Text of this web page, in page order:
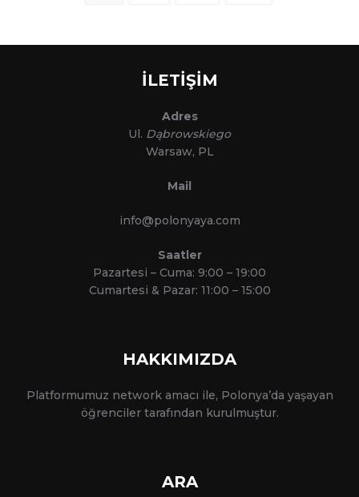
İLETİŞİM
Adres
Ul. Dąbrowskiego
Warsaw, PL
Mail
info@polonyaya.com
Saatler
Pazartesi – Cuma: 9:00 – 19:00
Cumartesi & Pazar: 11:00 – 15:00
HAKKIMIZDA
Platformumuz network amacı ile, Polonya’da yaşayan
öğrenciler tarafından kurulmuştur.
ARA